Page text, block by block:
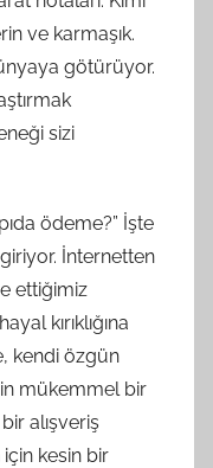
ve karmaşık.
götürüyor.
sizi
ödeme?” İşte
İnternetten
ettiğimiz
kırıklığına
kendi özgün
mükemmel bir
alışveriş
kesin bir